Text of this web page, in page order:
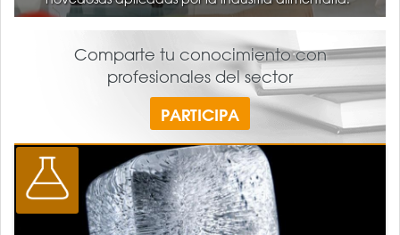
Comparte tu conocimiento con
profesionales del sector
PARTICIPA